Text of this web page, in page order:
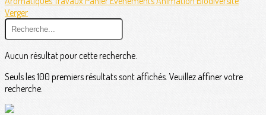
Verger
Aucun résultat pour cette recherche.
Seuls les 100 premiers résultats sont affichés. Veuillez affiner votre
recherche.